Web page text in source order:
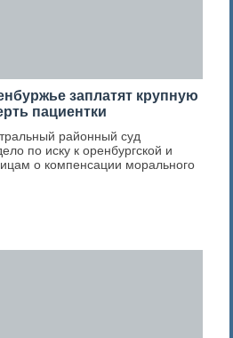
заплатят крупную
пациентки
районный суд
по иску к оренбургской и
о компенсации морального